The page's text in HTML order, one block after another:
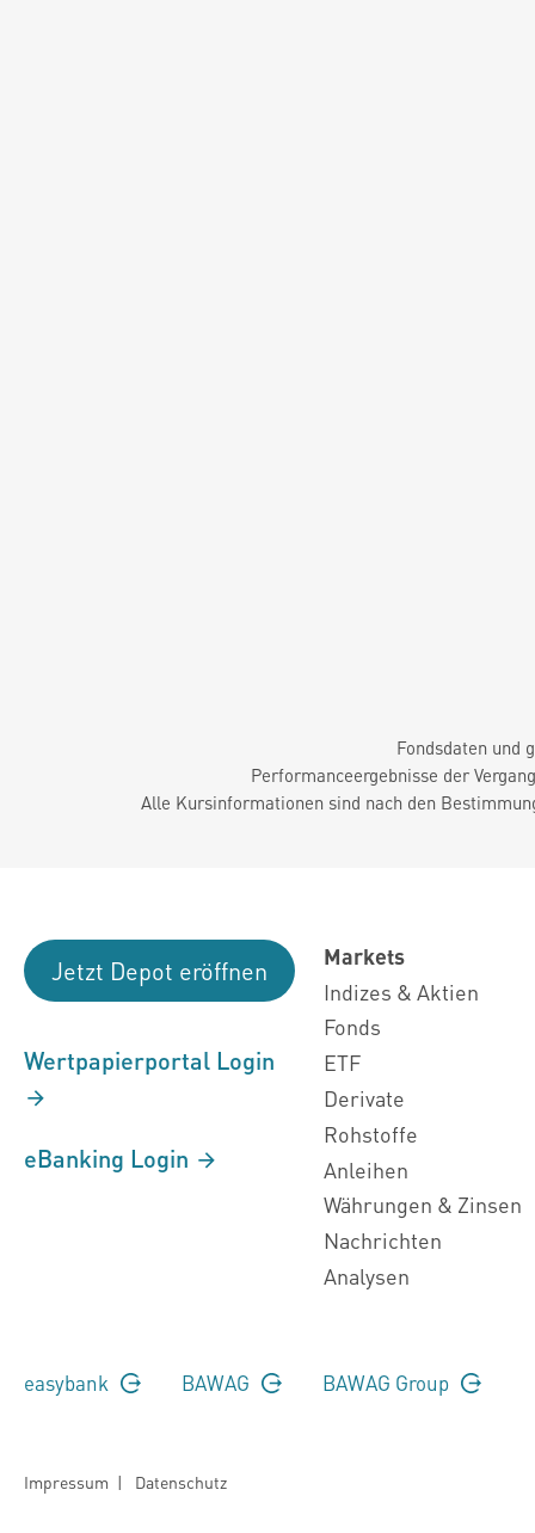
Fondsdaten und
Performanceergebnisse der
Alle Kursinformationen sind nach den
Jetzt Depot eröffnen
Wertpapierportal Login
eBanking Login
Markets
Indizes & Aktien
Fonds
ETF
Derivate
Rohstoffe
Anleihen
Währungen & Zinsen
Nachrichten
Analysen
easybank BAWAG BAWAG Group
Impressum | Datenschutz